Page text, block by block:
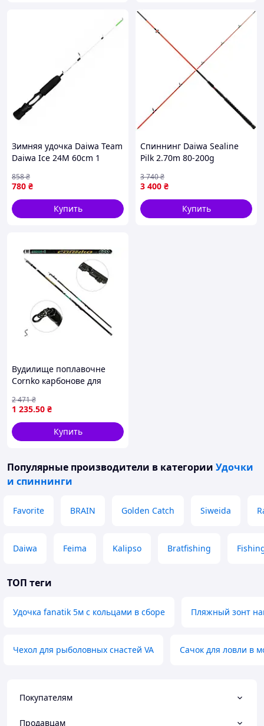
Зимняя удочка Daiwa Team
Daiwa Ice 24M 60cm 1
780 ₴
858₴
Купить
Спиннинг Daiwa Sealine
Pilk 2.70m 80-200g
3 400 ₴
3 740₴
Купить
Вудилище поплавочне
Cornko карбонове для
STENSON
1 235.50 ₴
2 471₴
Купить
Популярные производители в категории Удочки
и спиннинги
Favorite BRAIN Golden Catch Siweida
Daiwa Feima Kalipso Bratfishing
ТОП теги
Удочка fanatik 5м с кольцами в сборе Пляжный зонт
Чехол для рыболовных снастей VA Сачок для ловли в
Покупателям
Продавцам